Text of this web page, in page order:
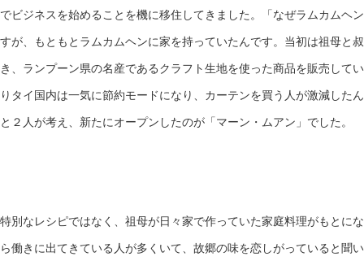
でビジネスを始めることを機に移住してきました。「なぜラムカムヘ
すが、もともとラムカムヘンに家を持っていたんです。当初は祖母と
き、ランプーン県の名産であるクラフト生地を使った商品を販売して
りタイ国内は一気に節約モードになり、カーテンを買う人が激減した
と２人が考え、新たにオープンしたのが「マーン・ムアン」でした。
特別なレシピではなく、祖母が日々家で作っていた家庭料理がもとに
ら働きに出てきている人が多くいて、故郷の味を恋しがっていると聞